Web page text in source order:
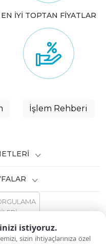
istiyoruz.
sizin ihtiyaçlarınıza özel
EN İYİ TOPTAN FİYATLAR
İşlem Rehberi